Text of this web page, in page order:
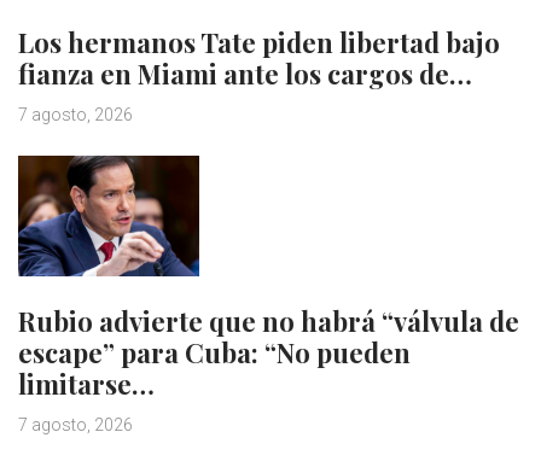
Los hermanos Tate piden libertad bajo
fianza en Miami ante los cargos de…
7 agosto, 2026
Rubio advierte que no habrá “válvula de
escape” para Cuba: “No pueden
limitarse…
7 agosto, 2026